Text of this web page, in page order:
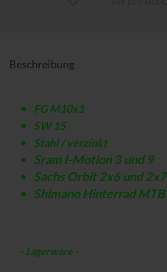
Beschreibung
FG M10x1
SW 15
Stahl / verzinkt
Sram I-Motion 3 und 9
Sachs Orbit 2x6 und 2x7
Shimano Hinterrad MTB
- Lagerware -